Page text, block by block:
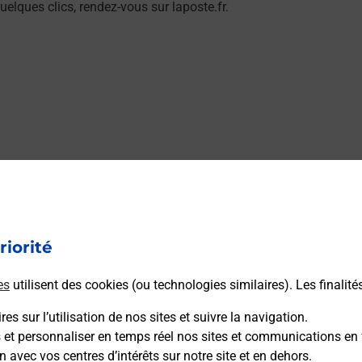
utilisent des cookies (ou technologies similaires). Les
sur l’utilisation de nos sites et suivre la navigation.
personnaliser en temps réel nos sites et communications
vos centres d’intérêts sur notre site et en dehors.
clics, rendez-vous sur laposte.fr.